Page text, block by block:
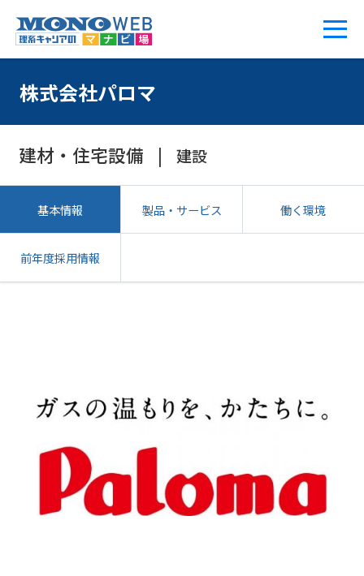
株式会社パロマ
建材・住宅設備 建設
基本情報 製品・サービス 働く環境
前年度採用情報